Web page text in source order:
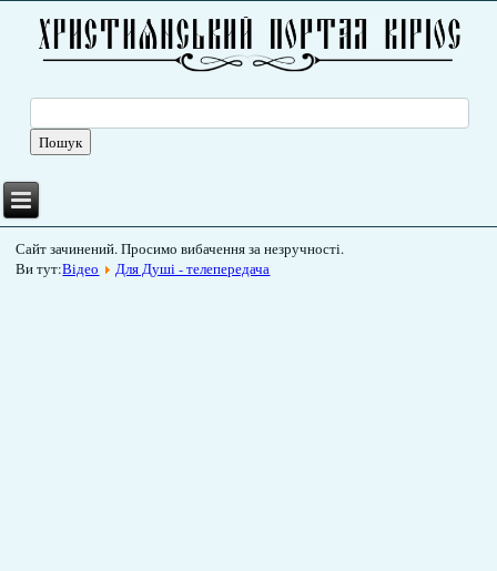
Сайт зачинений. Просимо вибачення за незручності.
Ви тут:Відео Для Душі - телепередача